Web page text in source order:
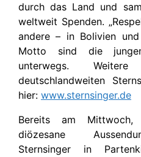
durch das Land und
weltweit Spenden.
andere – in Bolivien
Motto sind die
unterwegs.
deutschlandweiten
hier: www.sternsinger.de
Bereits am Mittwoch,
diözesane
Sternsinger in